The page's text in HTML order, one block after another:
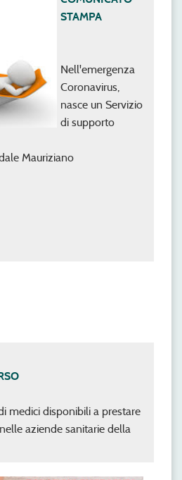
STAMPA
Nell'emergenza
Coronavirus,
nasce un Servizio
di supporto
Mauriziano
medici disponibili a prestare
aziende sanitarie della